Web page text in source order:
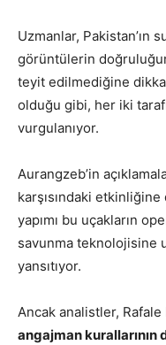
Uzmanlar, Pakistan’ın
görüntülerin
teyit edilmediğine
olduğu gibi, her iki
vurgulanıyor.
Aurangzeb’in
karşısındaki
yapımı bu uçakların
savunma teknolojisine
yansıtıyor.
Ancak analistler, Rafale
angajman